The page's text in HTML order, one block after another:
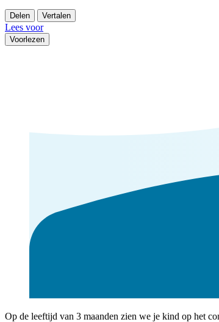
Delen Vertalen
Lees voor
Voorlezen
Op de leeftijd van 3 maanden zien we je kind op het